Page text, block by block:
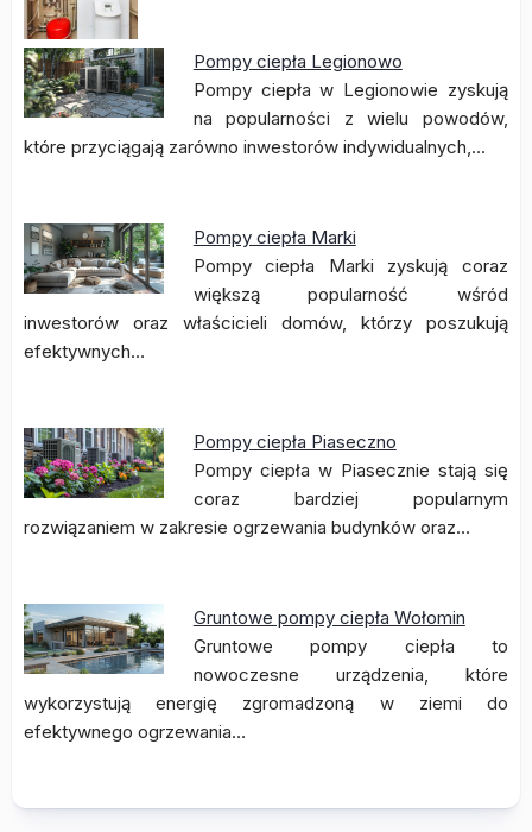
Pompy ciepła Legionowo
Pompy ciepła w Legionowie zyskują
na popularności z wielu powodów,
które przyciągają zarówno inwestorów indywidualnych,…
Pompy ciepła Marki
Pompy ciepła Marki zyskują coraz
większą popularność wśród
inwestorów oraz właścicieli domów, którzy poszukują
efektywnych…
Pompy ciepła Piaseczno
Pompy ciepła w Piasecznie stają się
coraz bardziej popularnym
rozwiązaniem w zakresie ogrzewania budynków oraz…
Gruntowe pompy ciepła Wołomin
Gruntowe pompy ciepła to
nowoczesne urządzenia, które
wykorzystują energię zgromadzoną w ziemi do
efektywnego ogrzewania…